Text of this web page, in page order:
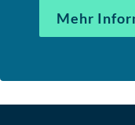
Mehr